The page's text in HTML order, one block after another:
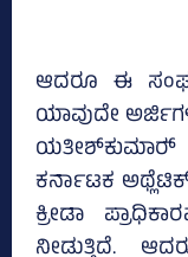
ಆದರೂ ಈ
ಯಾವುದೇ
ಯತೀಶ್‌ಕುಮಾರ್‍‌
ಕರ್ನಾಟಕ
ಕ್ರೀಡಾ
ನೀಡುತ್ತಿದೆ.